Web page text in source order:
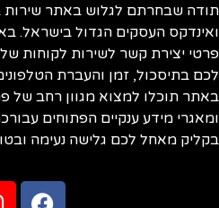
תודה שבחרתם לגלוש באתר שירות
ואינדקס העסקים הגדול בישראל.
פרטי יצירת קשר לשירות לקוחות
לכם בתיסכול, זמן והעברת
באתר תוכלו למצוא מגוון רחב של
ומאגרי מידע ענקיים הפתוחים
בקליק מאחל לכם גלישה נעימה